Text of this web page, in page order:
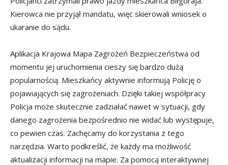
Kierowca nie przyjął mandatu, więc skierowali wniosek o
ukaranie do sądu.
Aplikacja Krajowa Mapa Zagrożeń Bezpieczeństwa od
momentu jej uruchomienia cieszy się bardzo dużą
popularnością. Mieszkańcy aktywnie informują Policję o
pojawiających się zagrożeniach. Dzięki takiej współpracy
Policja może skutecznie zadziałać nawet w sytuacji, gdy
danego zagrożenia bezpośrednio nie widać lub występuje,
co pewien czas. Zachęcamy do korzystania z tego
narzędzia. Warto podkreślić, że każdy ma możliwość
aktualizacji informacji na mapie. Za pomocą interaktywnej